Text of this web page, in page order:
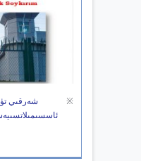
※
شەرقىي